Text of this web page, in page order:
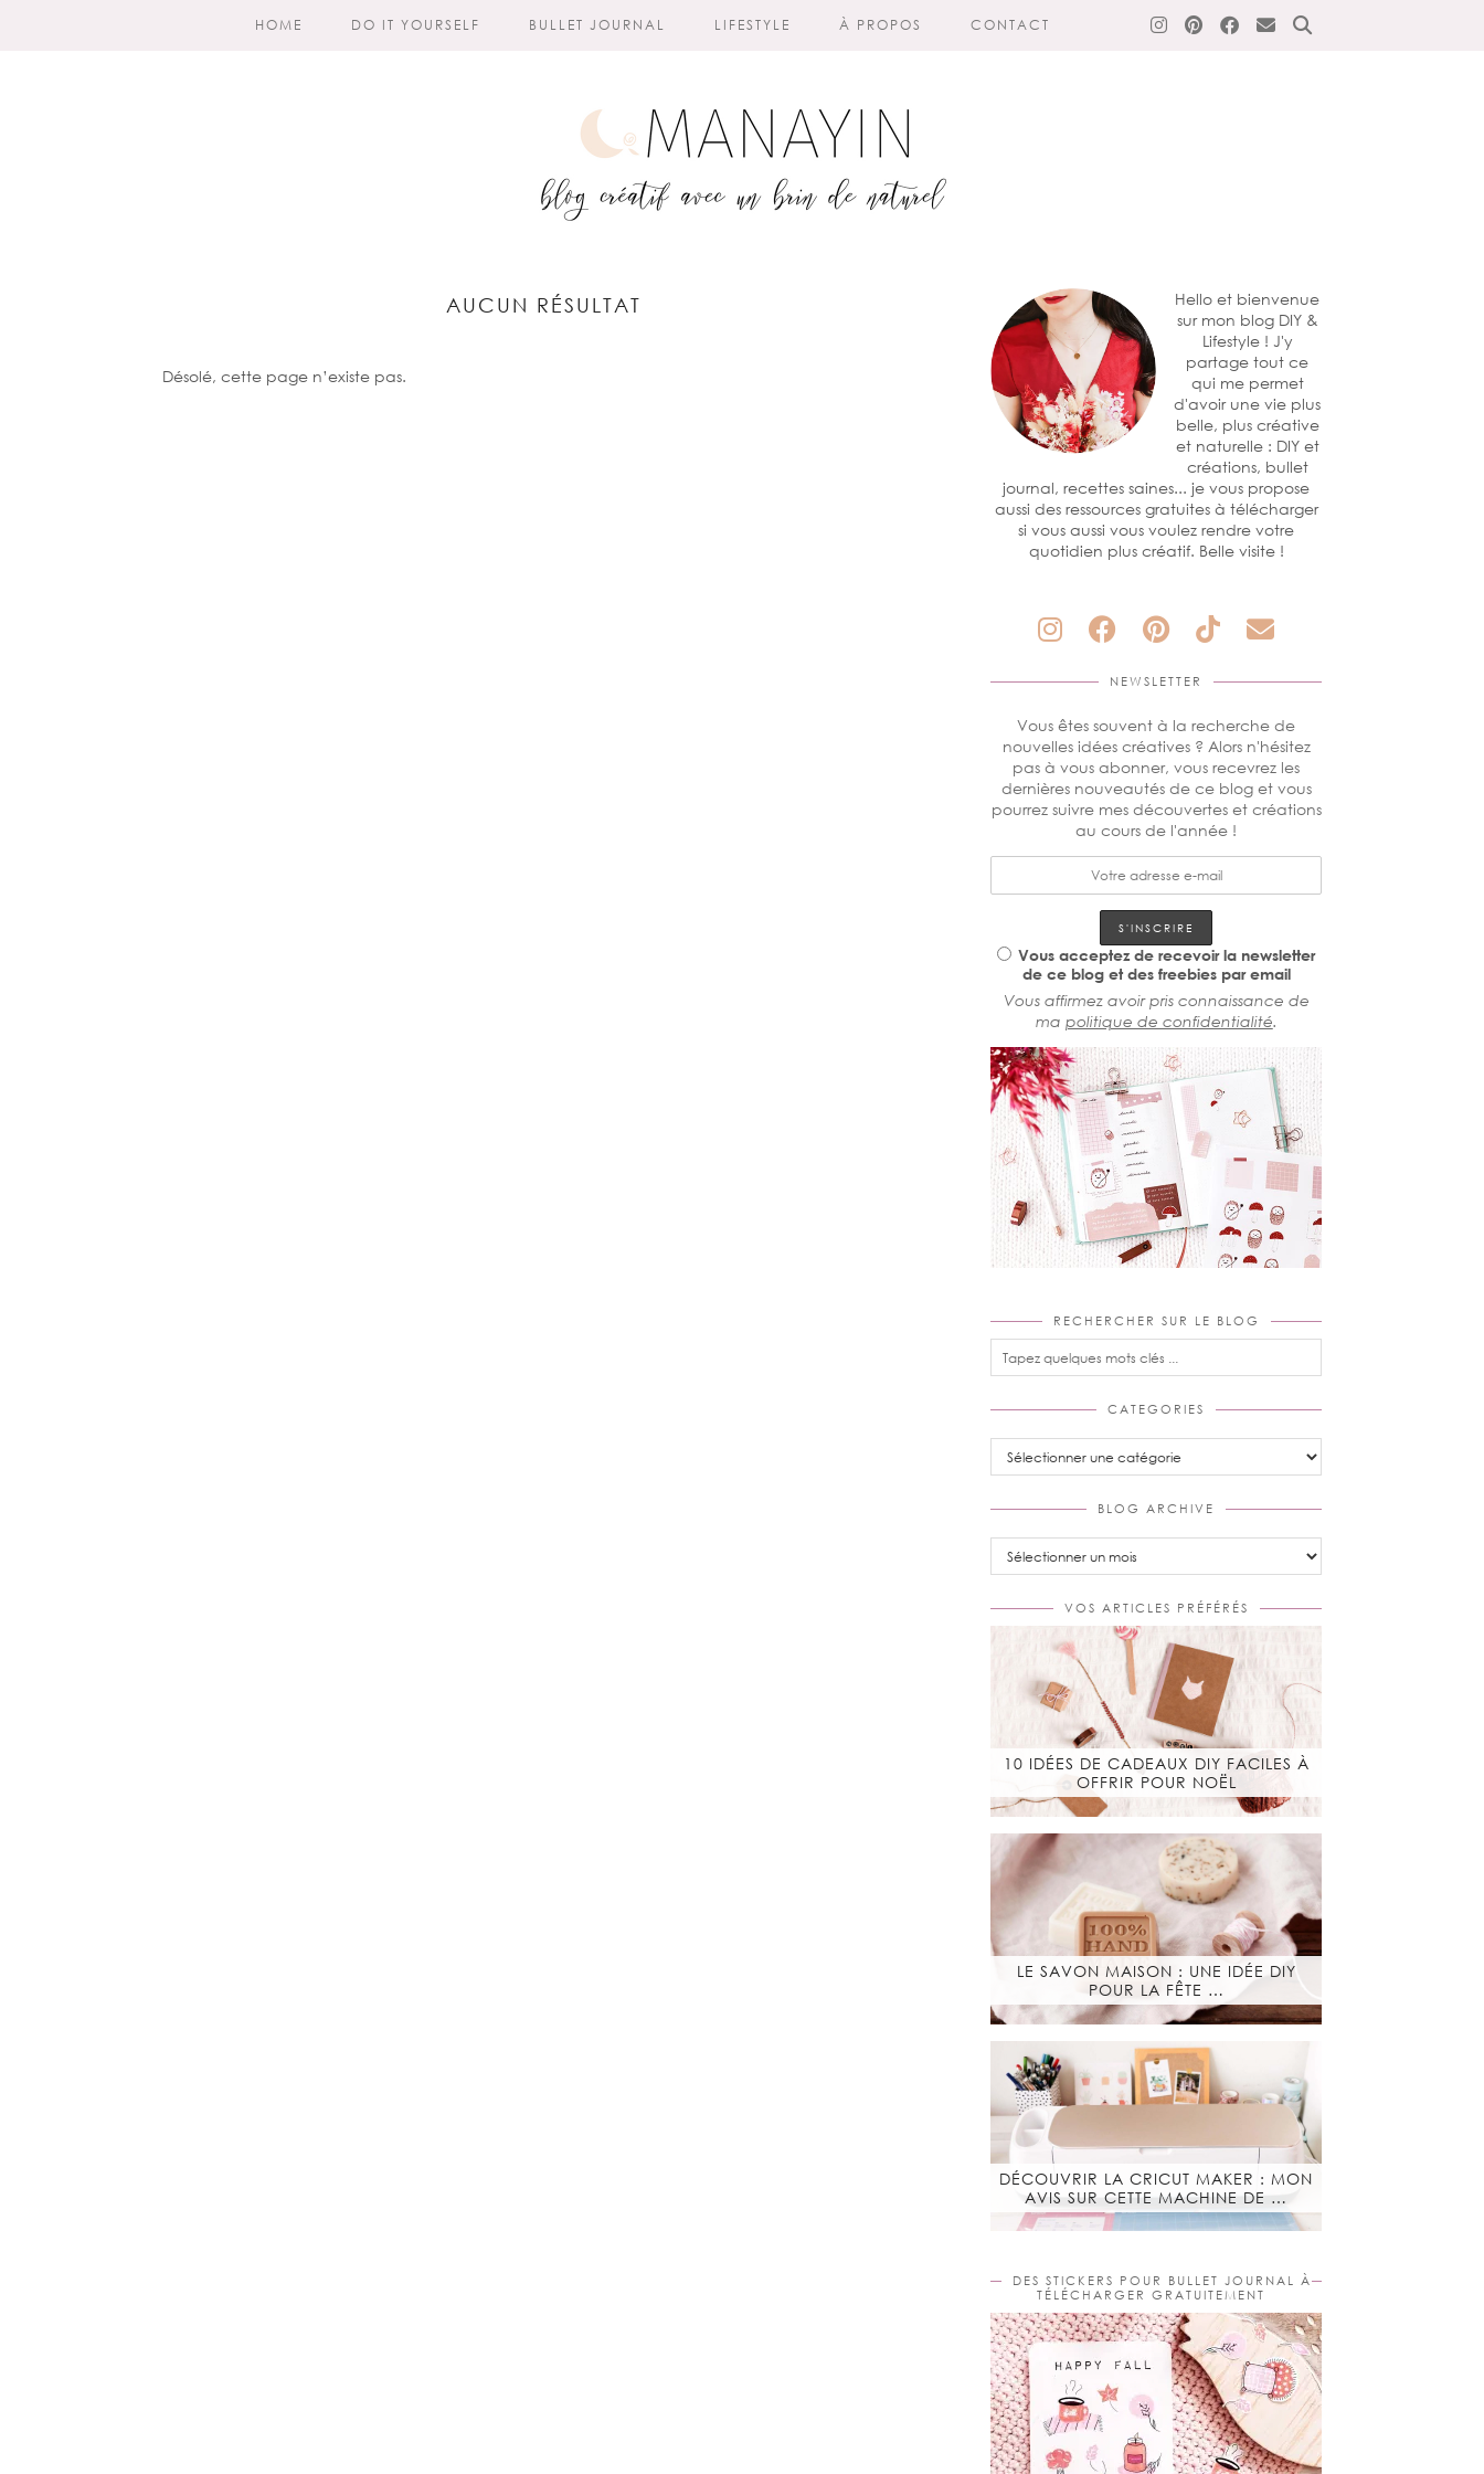
HOME DO IT YOURSELF BULLET JOURNAL LIFESTYLE À PROPOS CONTACT
AUCUN RÉSULTAT
Désolé, cette page n’existe pas.
Hello et bienvenue
sur mon blog DIY &
Lifestyle ! J'y
partage tout ce
qui me permet
d'avoir une vie plus
belle, plus créative
et naturelle : DIY et
créations, bullet
journal, recettes saines... je vous propose
aussi des ressources gratuites à télécharger
si vous aussi vous voulez rendre votre
quotidien plus créatif. Belle visite !
NEWSLETTER
Vous êtes souvent à la recherche de
nouvelles idées créatives ? Alors n'hésitez
pas à vous abonner, vous recevrez les
dernières nouveautés de ce blog et vous
pourrez suivre mes découvertes et créations
au cours de l'année !
Vous acceptez de recevoir la newsletter
de ce blog et des freebies par email
Vous affirmez avoir pris connaissance de
ma politique de confidentialité.
RECHERCHER SUR LE BLOG
CATEGORIES
Categories
BLOG ARCHIVE
Blog
Archive
VOS ARTICLES PRÉFÉRÉS
10 IDÉES DE CADEAUX DIY FACILES À
OFFRIR POUR NOËL
LE SAVON MAISON : UNE IDÉE DIY
POUR LA FÊTE …
DÉCOUVRIR LA CRICUT MAKER : MON
AVIS SUR CETTE MACHINE DE …
DES STICKERS POUR BULLET JOURNAL À
TÉLÉCHARGER GRATUITEMENT